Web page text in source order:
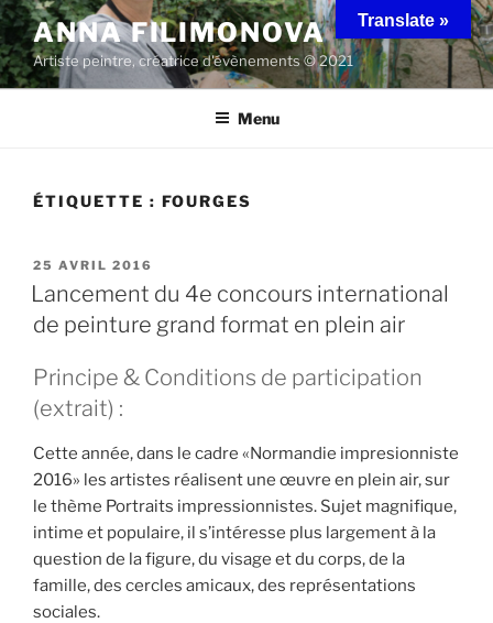
Aller
au
contenu
principal
ANNA FILIMONOVA
Artiste peintre, créatrice d'évènements © 2021
Menu
ÉTIQUETTE : FOURGES
PUBLIÉ
LE
25 AVRIL 2016
Lancement du 4e concours international
de peinture grand format en plein air
Principe & Conditions de participation
(extrait) :
Cette année, dans le cadre «Normandie impresionniste
2016» les artistes réalisent une œuvre en plein air, sur
le thème Portraits impressionnistes. Sujet magnifique,
intime et populaire, il s’intéresse plus largement à la
question de la figure, du visage et du corps, de la
famille, des cercles amicaux, des représentations
sociales.
Translate »